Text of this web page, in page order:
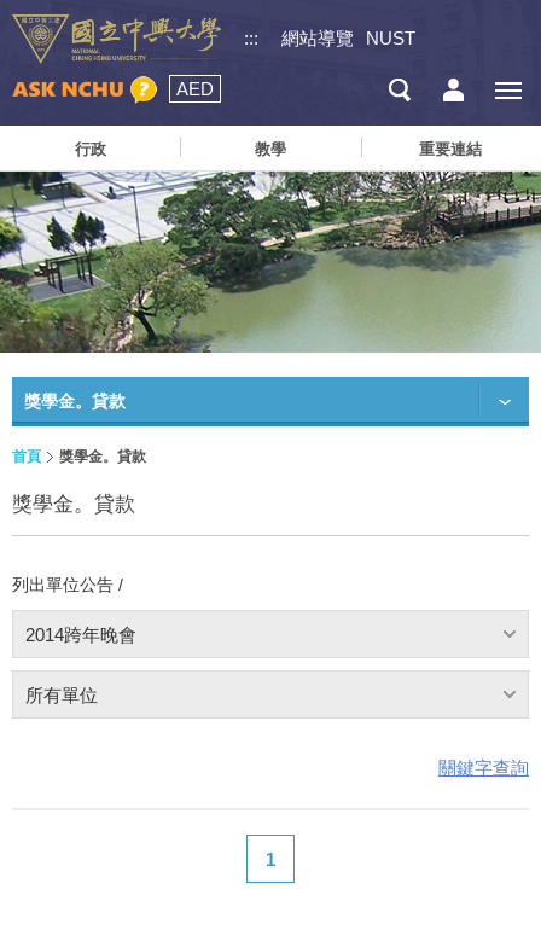
::: 網站導覽 NUST
AED
行政 教學 重要連結
獎學金。貸款
首頁 獎學金。貸款
獎學金。貸款
列出單位公告 /
2014跨年晚會
所有單位
關鍵字查詢
1